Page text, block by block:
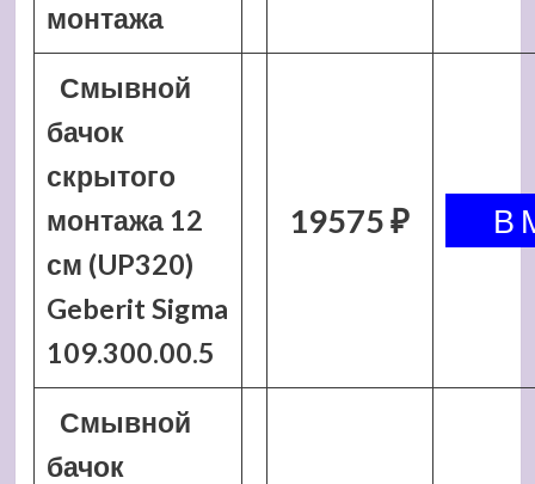
монтажа
Смывной
бачок
скрытого
монтажа 12
см (UP320)
Geberit Sigma
109.300.00.5
19575 ₽
Смывной
бачок